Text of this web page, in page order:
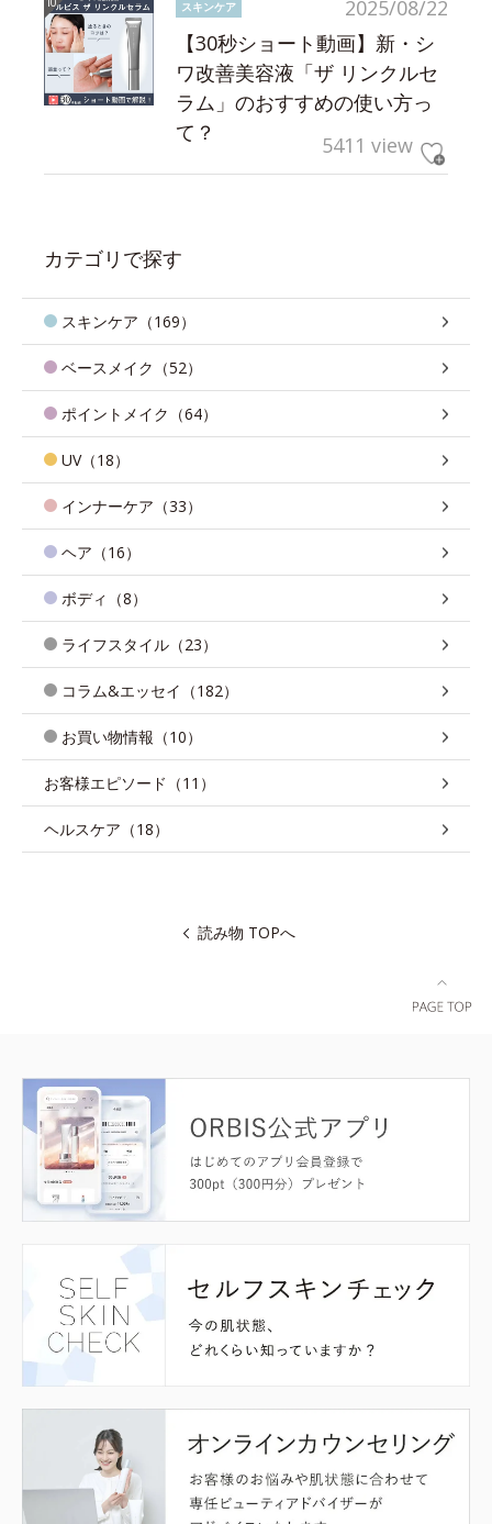
2025/08/22
スキンケア
【30秒ショート動画】新・シ
ワ改善美容液「ザ リンクルセ
ラム」のおすすめの使い方っ
て？
5411 view
カテゴリで探す
スキンケア（169）
ベースメイク（52）
ポイントメイク（64）
UV（18）
インナーケア（33）
ヘア（16）
ボディ（8）
ライフスタイル（23）
コラム&エッセイ（182）
お買い物情報（10）
お客様エピソード（11）
ヘルスケア（18）
読み物 TOPへ